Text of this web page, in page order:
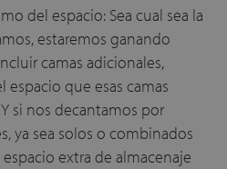
del espacio: Sea cual sea la
estaremos ganando
camas adicionales,
que esas camas
si nos decantamos por
ya sea solos o combinados
extra de almacenaje